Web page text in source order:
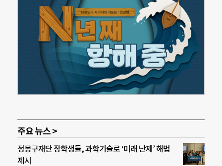
주요 뉴스 >
정몽구재단 장학생들, 과학기술로 ‘미래 난제’ 해법
제시